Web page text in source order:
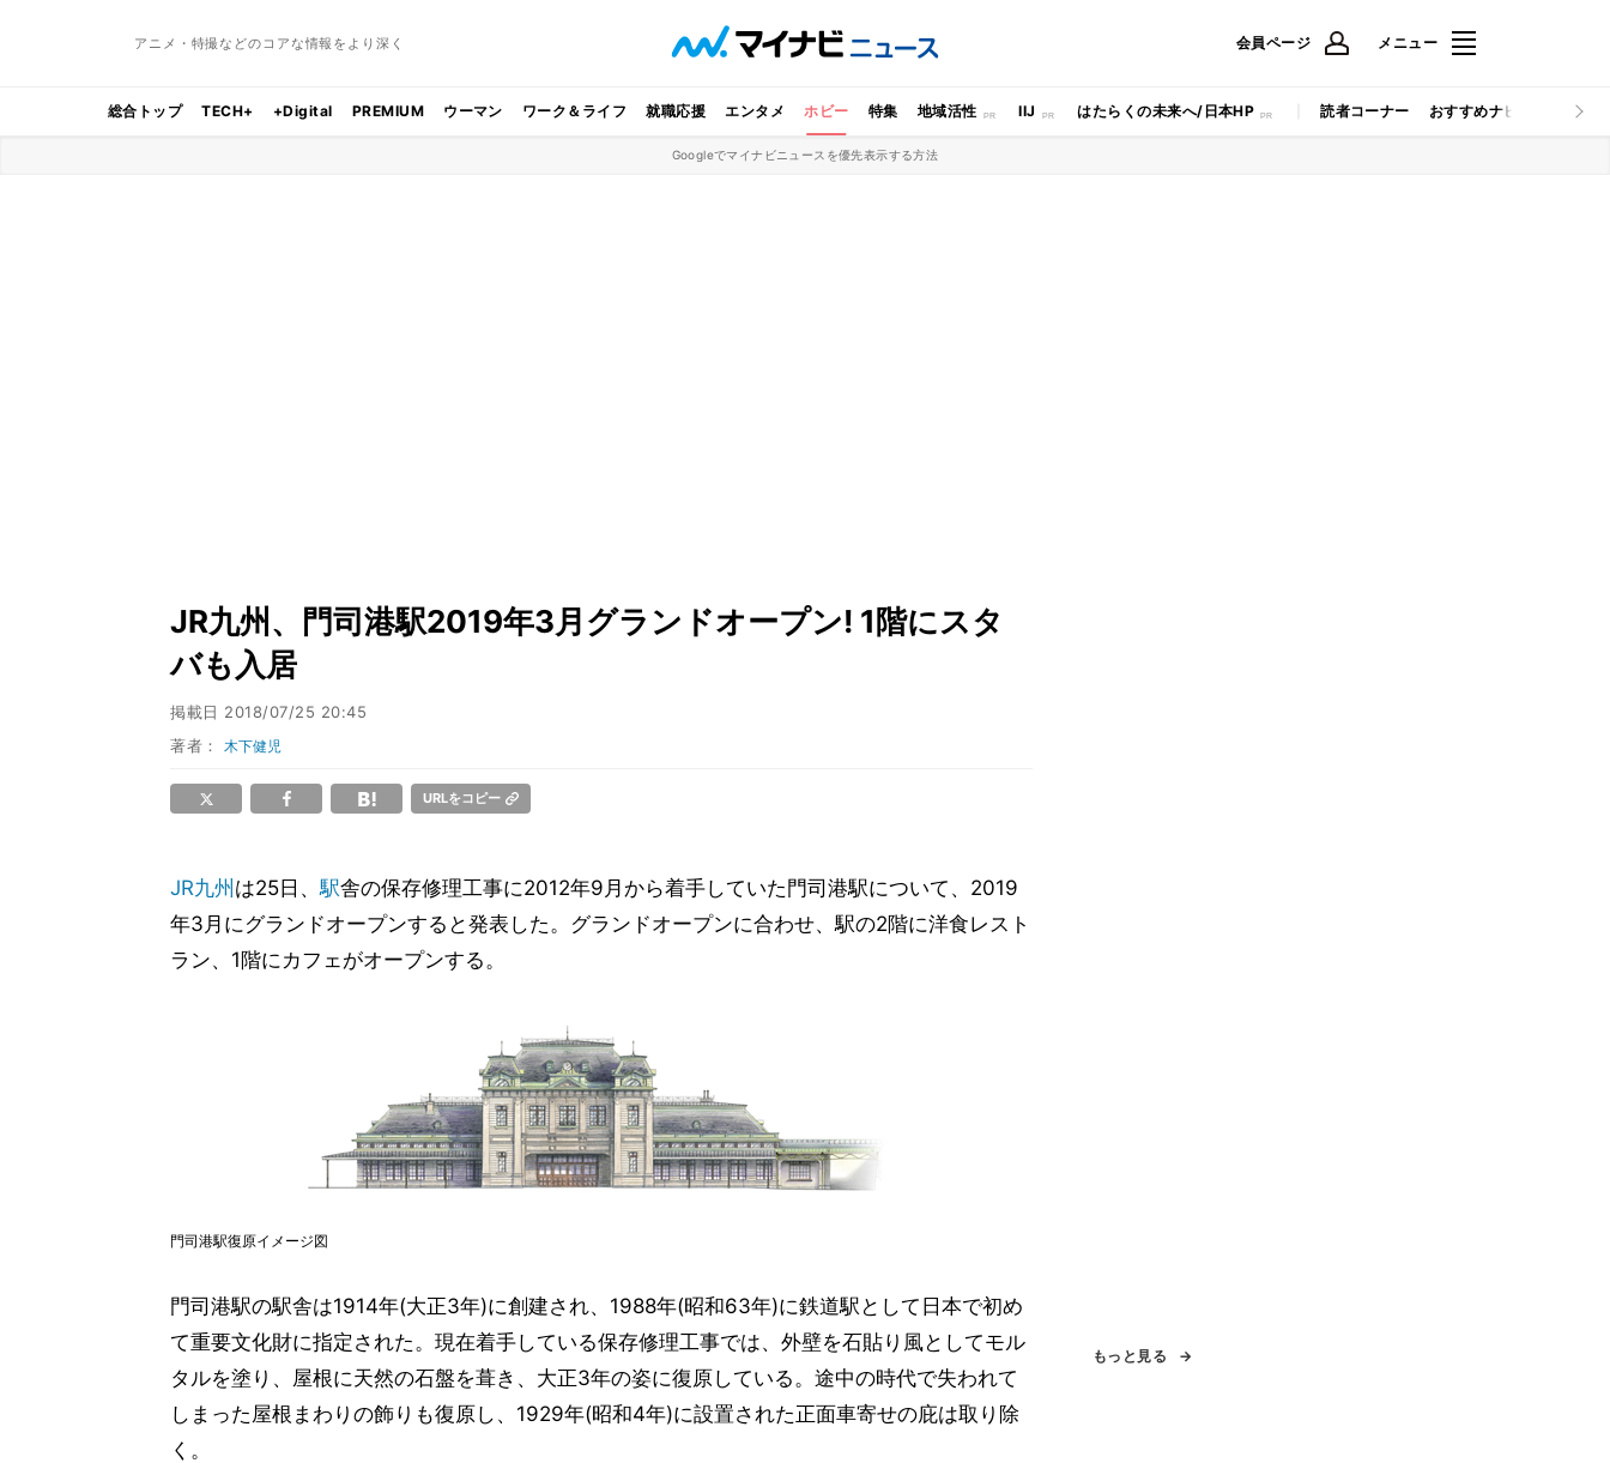
アニメ・特撮などのコアな情報をより深く 会員ページ メニュー
総合トップ TECH+ +Digital PREMIUM ウーマン ワーク＆ライフ 就職応援 エンタメ ホビー 特集 地域活性 IIJ はたらくの未来へ/日本HP 読者コーナー おすすめナビ マイナビ
Googleでマイナビニュースを優先表示する方法
JR九州、門司港駅2019年3月グランドオープン! 1階にスタ
バも入居
掲載日 2018/07/25 20:45
著者： 木下健児
URLをコピー
JR九州 は25日、駅舎の保存修理工事に2012年9月から着手していた門司港駅について、2019
年3月にグランドオープンすると発表した。グランドオープンに合わせ、駅の2階に洋食レスト
ラン、1階にカフェがオープンする。
門司港駅復原イメージ図
門司港駅の駅舎は1914年(大正3年)に創建され、1988年(昭和63年)に鉄道駅として日本で初め
て重要文化財に指定された。現在着手している保存修理工事では、外壁を石貼り風としてモル
タルを塗り、屋根に天然の石盤を葺き、大正3年の姿に復原している。途中の時代で失われて
しまった屋根まわりの飾りも復原し、1929年(昭和4年)に設置された正面車寄せの庇は取り除
く。
もっと見る